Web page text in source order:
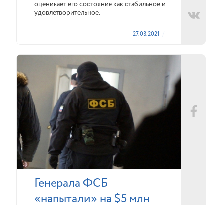
оценивает его состояние как стабильное и
удовлетворительное.
27.03.2021
Генерала ФСБ
«напытали» на $5 млн